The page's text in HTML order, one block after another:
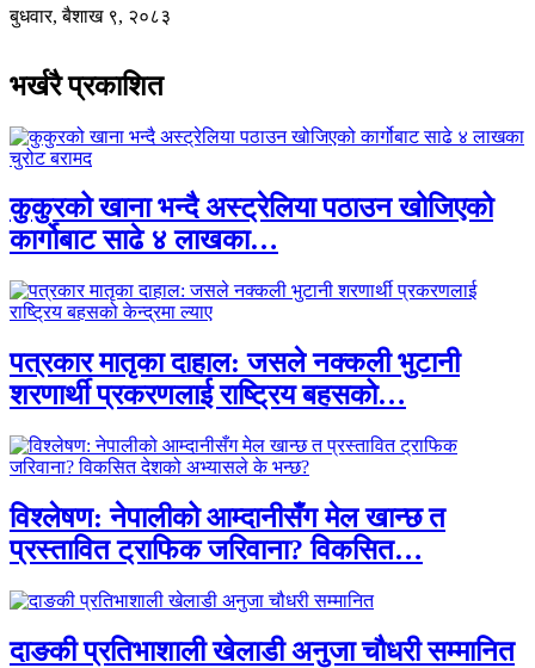
बुधवार, बैशाख ९, २०८३
भर्खरै प्रकाशित
कुकुरको खाना भन्दै अस्ट्रेलिया पठाउन खोजिएको
कार्गोबाट साढे ४ लाखका…
पत्रकार मातृका दाहाल: जसले नक्कली भुटानी
शरणार्थी प्रकरणलाई राष्ट्रिय बहसको…
विश्लेषण: नेपालीको आम्दानीसँग मेल खान्छ त
प्रस्तावित ट्राफिक जरिवाना? विकसित…
दाङकी प्रतिभाशाली खेलाडी अनुजा चौधरी सम्मानित